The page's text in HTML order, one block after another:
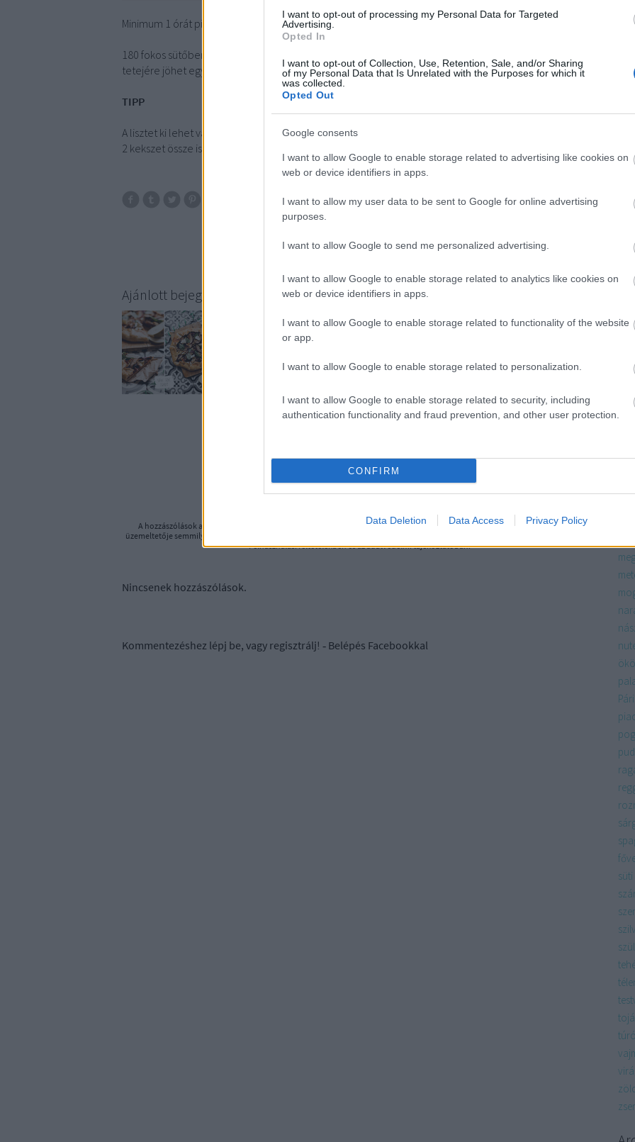
I want to opt-out of processing my Personal Data for Targeted
Advertising.
Opted In
I want to opt-out of Collection, Use, Retention, Sale, and/or Sharing
of my Personal Data that Is Unrelated with the Purposes for which it
was collected.
Opted Out
Google consents
I want to allow Google to enable storage related to advertising like cookies on
web or device identifiers in apps.
I want to allow my user data to be sent to Google for online advertising
purposes.
I want to allow Google to send me personalized advertising.
I want to allow Google to enable storage related to analytics like cookies on
web or device identifiers in apps.
I want to allow Google to enable storage related to functionality of the website
or app.
I want to allow Google to enable storage related to personalization.
I want to allow Google to enable storage related to security, including
authentication functionality and fraud prevention, and other user protection.
CONFIRM
Data Deletion Data Access Privacy Policy
Minimum 1 órát pihen a hűtőben, majd jön a nyújtás 4-5 mm-re és a szaggatás.
180 fokos sütőben készre sütöm, ami a kiszaggatott kekszek méretétől függ, de kb. 5-15 perc. A
tetejére jöhet egy kis porcukor.
TIPP
A lisztet ki lehet váltani darált mogyoróval vagy darált dióval is.
2 kekszet össze is lehet ragasztani lekvárral, csokiszósszal vagy nutellával!;)
konyha édes ajándék süti advent album recept csoki keksz kókusz
kakaó
együtt személyre szabható
Ajánlott bejegyzések:
https://sulvefoveegyutt.blog.hu/api/trackback/id/12003634
A hozzászólások a értelmében felhasználói tartalomnak minősülnek, értük aszolgáltatás technikai
üzemeltetője semmilyen felelősséget nem vállal, azokat nem ellenőrzi. Kifogás esetén forduljon a blog szerkesztőjéhez. Részletek a
Felhasználási feltételekbenés azadatvédelmi tájékoztatóban.
Nincsenek hozzászólások.
Kommentezéshez lépj be, vagy regisztrálj! ‐ Belépés Facebookkal
piac
süti